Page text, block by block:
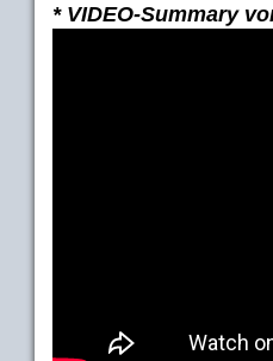
* VIDEO-Summary